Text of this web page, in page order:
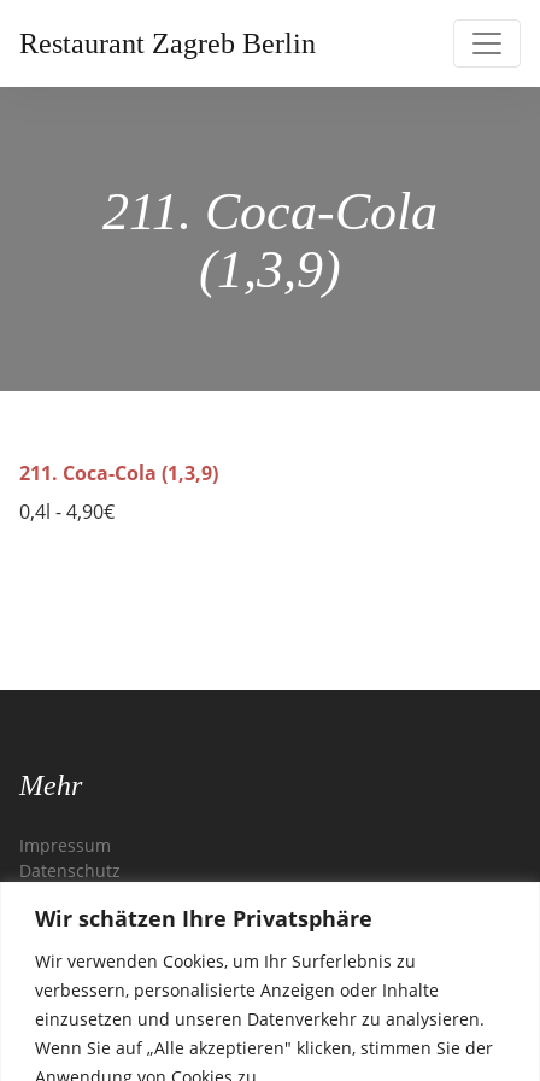
Wir schätzen Ihre Privatsphäre
Wir verwenden Cookies, um Ihr Surferlebnis zu
verbessern, personalisierte Anzeigen oder Inhalte
einzusetzen und unseren Datenverkehr zu analysieren.
Wenn Sie auf „Alle akzeptieren" klicken, stimmen Sie der
Anwendung von Cookies zu.
Restaurant Zagreb Berlin
211. Coca-Cola
(1,3,9)
211. Coca-Cola (1,3,9)
0,4l - 4,90€
Mehr
Impressum
Datenschutz
Kontakt
Restaurant Zagreb
Steglitzer Damm 54
12169 Berlin